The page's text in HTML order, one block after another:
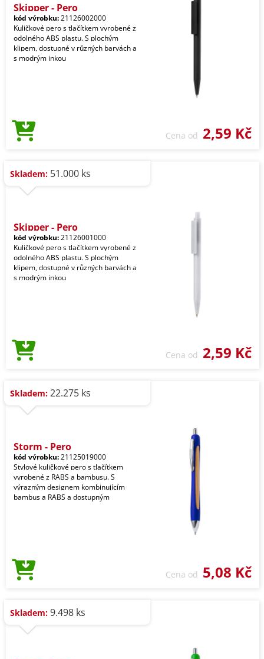
Skipper - Pero
kód výrobku:21126002000
Kuličkové pero s tlačítkem vyrobené z
odolného ABS plastu. S plochým
klipem, dostupné v různých barvách a
s modrým inkou
Cena od 2,59 Kč
Skladem: 51.000 ks
Skipper - Pero
kód výrobku:21126001000
Kuličkové pero s tlačítkem vyrobené z
odolného ABS plastu. S plochým
klipem, dostupné v různých barvách a
s modrým inkou
Cena od 2,59 Kč
Skladem: 22.275 ks
Storm - Pero
kód výrobku:21125019000
Stylové kuličkové pero s tlačítkem
vyrobené z RABS a bambusu. S
výrazným designem kombinujícím
bambus a RABS a dostupným
Cena od 5,08 Kč
Skladem: 9.498 ks